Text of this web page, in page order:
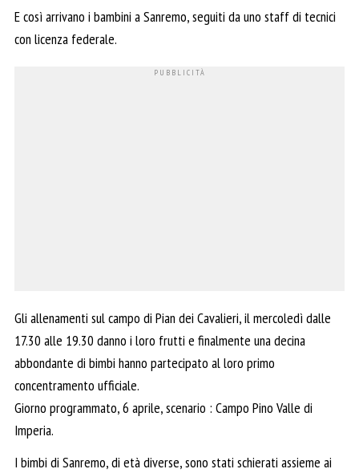
E così arrivano i bambini a Sanremo, seguiti da uno staff di tecnici
con licenza federale.
Gli allenamenti sul campo di Pian dei Cavalieri, il mercoledì dalle
17.30 alle 19.30 danno i loro frutti e finalmente una decina
abbondante di bimbi hanno partecipato al loro primo
concentramento ufficiale.
Giorno programmato, 6 aprile, scenario : Campo Pino Valle di
Imperia.
I bimbi di Sanremo, di età diverse, sono stati schierati assieme ai